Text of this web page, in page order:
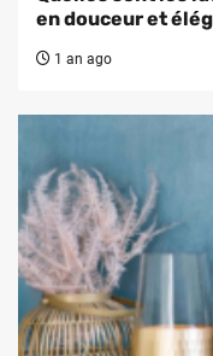
en douceur et
1 an ago